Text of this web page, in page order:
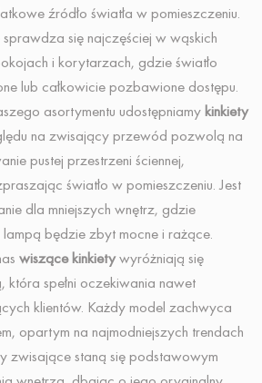
źródło światła w pomieszczeniu.
się najczęściej w wąskich
i korytarzach, gdzie światło
lub całkowicie pozbawione dostępu.
asortymentu udostępniamykinkiety
na zwisający przewód pozwolą na
pustej przestrzeni ściennej,
światło w pomieszczeniu. Jest
dla mniejszych wnętrz, gdzie
będzie zbyt mocne i rażące.
wiszące kinkietywyróżniają się
która spełni oczekiwania nawet
klientów. Każdy model zachwyca
opartym na najmodniejszych trendach
zwisające staną się podstawowym